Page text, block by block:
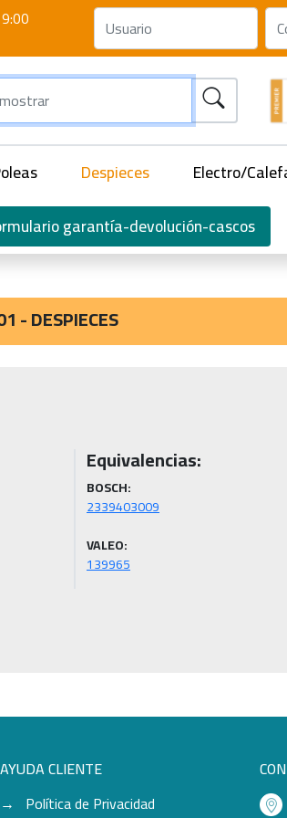
Despieces Electro/
garantía-devolución-cascos
- DESPIECES
Equivalencias:
BOSCH:
2339403009
VALEO:
139965
AYUDA CLIENTE
Política de Privacidad